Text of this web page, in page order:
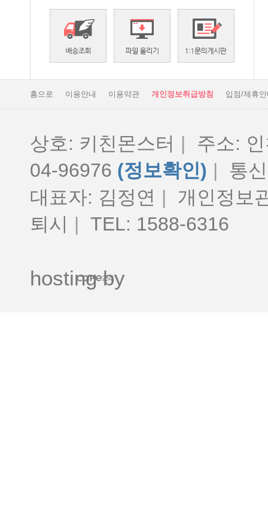
홈으로 이용안내 이용약관 개인정보취급방침 입점/제휴
상호: 키친몬스터 |
주소:
04-96976 (정보확인) |
통
대표자: 김정연 |
개인정보
퇴시
| TEL: 1588-6316
hosting by